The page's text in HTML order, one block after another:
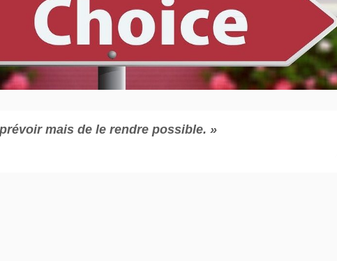
mais de le rendre possible. »